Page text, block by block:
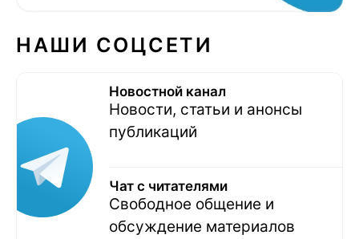
НАШИ СОЦСЕТИ
Новостной канал
Новости, статьи и анонсы
публикаций
Чат с читателями
Свободное общение и
обсуждение материалов